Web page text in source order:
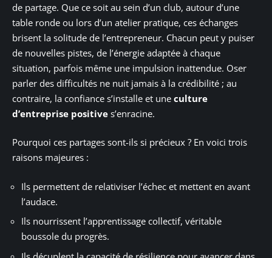
de partage. Que ce soit au sein d’un club, autour d’une
table ronde ou lors d’un atelier pratique, ces échanges
brisent la solitude de l’entrepreneur. Chacun peut y puiser
de nouvelles pistes, de l’énergie adaptée à chaque
situation, parfois même une impulsion inattendue. Oser
parler des difficultés ne nuit jamais à la crédibilité ; au
contraire, la confiance s’installe et une culture
d’entreprise positive s’enracine.
Pourquoi ces partages sont-ils si précieux ? En voici trois
raisons majeures :
Ils permettent de relativiser l’échec et mettent en avant
l’audace.
Ils nourrissent l’apprentissage collectif, véritable
boussole du progrès.